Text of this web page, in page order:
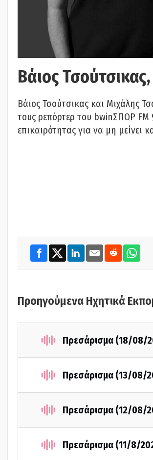
Βάιος
Βάιος Τσούτσικας και Μιχάλης
τους ρεπόρτερ του bwinΣΠΟΡ FM
επικαιρότητας για να μη μείνει
Προηγούμενα Ηχητικά
Πρεσάρισμα (18/08/
Πρεσάρισμα (13/08/
Πρεσάρισμα (12/08/
Πρεσάρισμα (11/8/